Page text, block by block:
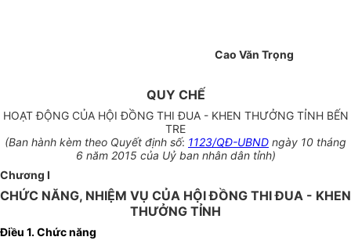
Cao Văn Trọng
QUY CHẾ
HOẠT ĐỘNG CỦA HỘI ĐỒNG THI ĐUA - KHEN THƯỞNG TỈNH BẾN
TRE
(Ban hành kèm theo Quyết định số: 1123/QĐ-UBND ngày 10 tháng
6 năm 2015 của Uỷ ban nhân dân tỉnh)
Chương I
CHỨC NĂNG, NHIỆM VỤ CỦA HỘI ĐỒNG THI ĐUA - KHEN
THƯỞNG TỈNH
Điều 1. Chức năng